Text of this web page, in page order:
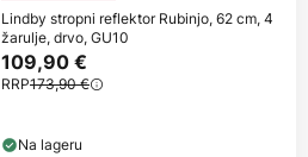
Lindby stropni reflektor Rubinjo, 62 cm, 4
žarulje, drvo, GU10
109,90 €
RRP173,90 €
Na lageru